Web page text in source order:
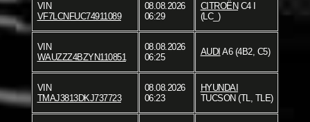
VIN
VF7LCNFUC74911089
08.08.2026
06:29
CITROËN C4 I
(LC_)
VIN
WAUZZZ4BZYN110851
08.08.2026
06:25
AUDI A6 (4B2, C5)
VIN
TMAJ3813DKJ737723
08.08.2026
06:23
HYUNDAI
TUCSON (TL, TLE)